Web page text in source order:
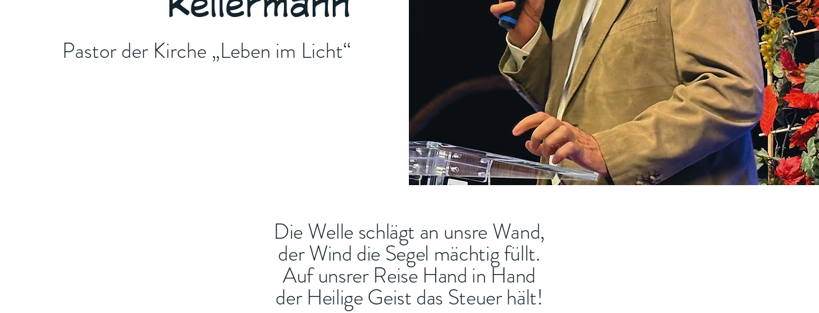
Pastor der Kirche „Leben im Licht“
Die Welle schlägt an unsre Wand,
der Wind die Segel mächtig füllt.
Auf unsrer Reise Hand in Hand
der Heilige Geist das Steuer hält!